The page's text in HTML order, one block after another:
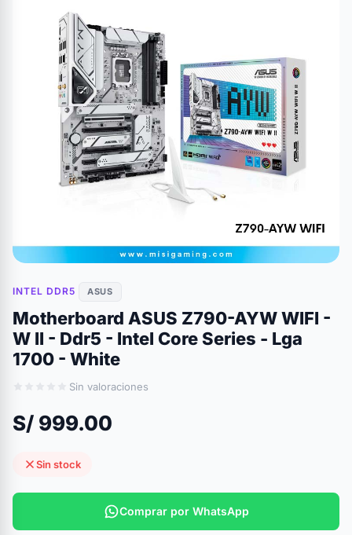
INTEL DDR5 ASUS
Motherboard ASUS Z790-AYW WIFI -
W II - Ddr5 - Intel Core Series - Lga
1700 - White
Sin valoraciones
S/ 999.00
Sin stock
Comprar por WhatsApp